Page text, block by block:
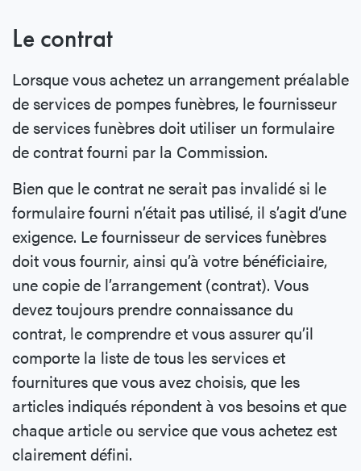
Le contrat
Lorsque vous achetez un arrangement préalable
de services de pompes funèbres, le fournisseur
de services funèbres doit utiliser un formulaire
de contrat fourni par la Commission.
Bien que le contrat ne serait pas invalidé si le
formulaire fourni n’était pas utilisé, il s’agit d’une
exigence. Le fournisseur de services funèbres
doit vous fournir, ainsi qu’à votre bénéficiaire,
une copie de l’arrangement (contrat). Vous
devez toujours prendre connaissance du
contrat, le comprendre et vous assurer qu’il
comporte la liste de tous les services et
fournitures que vous avez choisis, que les
articles indiqués répondent à vos besoins et que
chaque article ou service que vous achetez est
clairement défini.